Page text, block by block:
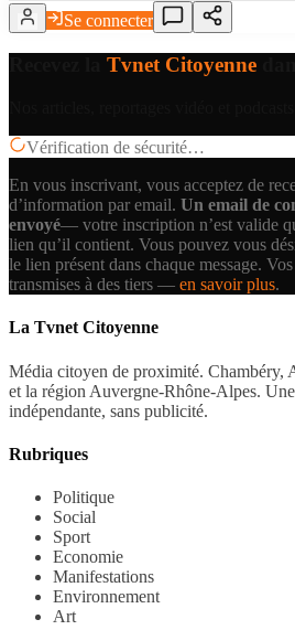
Se connecter
Tvnet Citoyenne
Vérification de sécurité…
En vous inscrivant, vous acceptez de
d’information par email. Un email de
envoyé— votre inscription n’est valide
lien qu’il contient. Vous pouvez vous
le lien présent dans chaque message.
transmises à des tiers — en savoir plus.
La Tvnet Citoyenne
Média citoyen de proximité. Chambéry,
et la région Auvergne-Rhône-Alpes.
indépendante, sans publicité.
Rubriques
Politique
Social
Sport
Economie
Manifestations
Environnement
Art